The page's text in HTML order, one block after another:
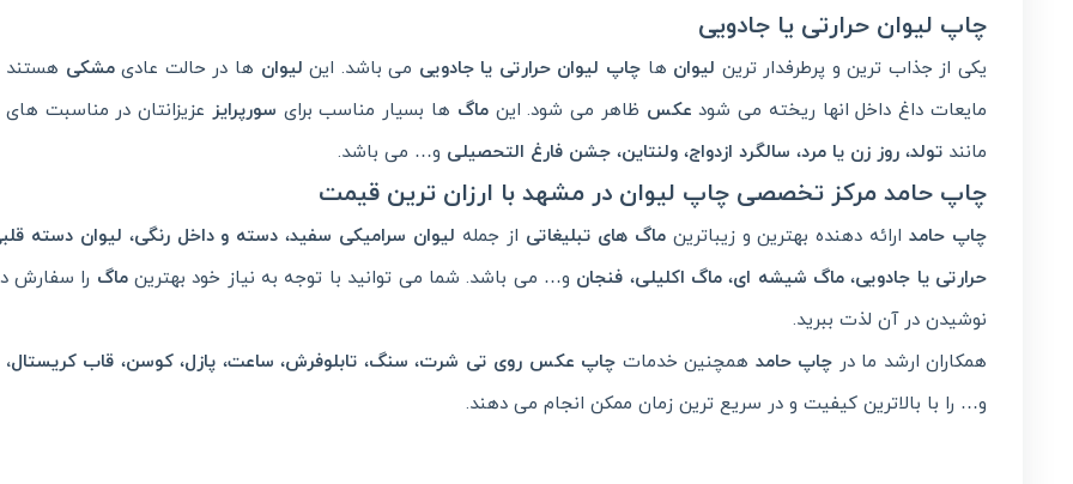
چاپ لیوان حرارتی یا جادویی
یکی از جذاب ترین و پرطرفدار ترین لیوان ها چاپ لیوان حرارتی یا جادویی می باشد. این لیوان ها در حالت عادیمشکی هستند
مایعات داغ داخل انها ریخته می شود عکس ظاهر می شود. اینماگ ها بسیار مناسب برای سورپرایز عزیزانتان در مناسبت
مانند تولد، روز زن یا مرد، سالگرد ازدواج، ولنتاین، جشن فارغ التحصیلی و… می باشد.
چاپ حامد مرکز تخصصی چاپ لیوان در مشهد با ارزان ترین قیمت
چاپ حامدارائه دهنده بهترین و زیباترینماگ های تبلیغاتی از جمله لیوان سرامیکی سفید، دسته و داخل رنگی، لیوان دسته
حرارتی یا جادویی، ماگ شیشه ای،ماگ اکلیلی، فنجان و… می باشد. شما می توانید با توجه به نیاز خود بهترینماگ را سفارش
نوشیدن در آن لذت ببرید.
همکاران ارشد ما در چاپ حامد همچنین خدمات چاپ عکس روی تی شرت، سنگ، تابلوفرش، ساعت، پازل،کوسن، قاب کریستال،
و… را با بالاترین کیفیت و در سریع ترین زمان ممکن انجام می دهند.